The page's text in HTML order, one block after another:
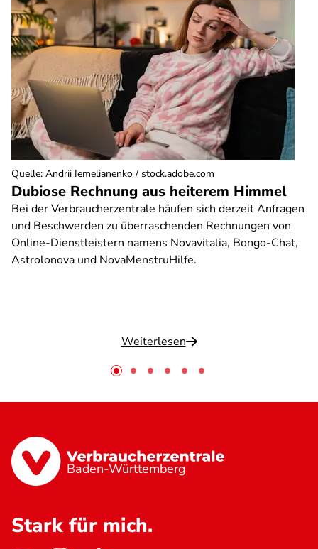
Dubiose Rechnung aus heiterem Himmel
Bei der Verbraucherzentrale häufen sich derzeit Anfragen
und Beschwerden zu überraschenden Rechnungen von
Online-Dienstleistern namens Novavitalia, Bongo-Chat,
Astrolonova und NovaMenstruHilfe.
Weiterlesen
Quelle: Andrii Iemelianenko / stock.adobe.com
Baden-Württemberg
Stark für mich.